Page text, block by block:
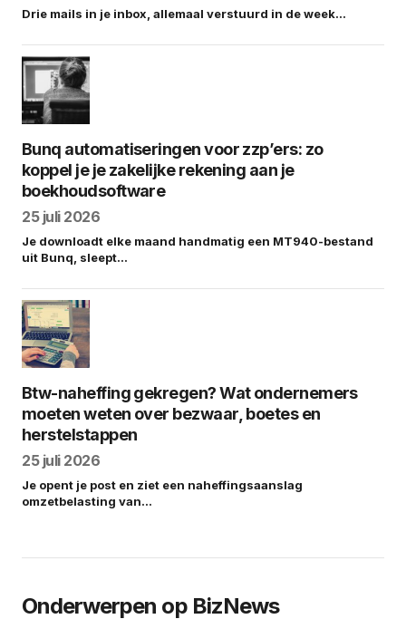
Drie mails in je inbox, allemaal verstuurd in de week…
Bunq automatiseringen voor zzp’ers: zo
koppel je je zakelijke rekening aan je
boekhoudsoftware
25 juli 2026
Je downloadt elke maand handmatig een MT940-bestand
uit Bunq, sleept…
Btw-naheffing gekregen? Wat ondernemers
moeten weten over bezwaar, boetes en
herstelstappen
25 juli 2026
Je opent je post en ziet een naheffingsaanslag
omzetbelasting van…
Onderwerpen op BizNews